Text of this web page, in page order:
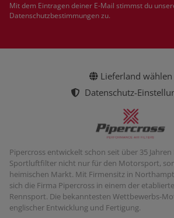
Mit dem Eintragen deiner E-Mail stimmst du
Datenschutzbestimmungenzu.
Lieferland wählen
Datenschutz-
Pipercross entwickelt schon seit über 35
Sportluftfilter nicht nur für den Motorsport,
heimischen Markt. Mit Firmensitz in
sich die Firma Pipercross in einem der
Rennsport. Die bekanntesten Wettbewerbs-
englischer Entwicklung und Fertigung.